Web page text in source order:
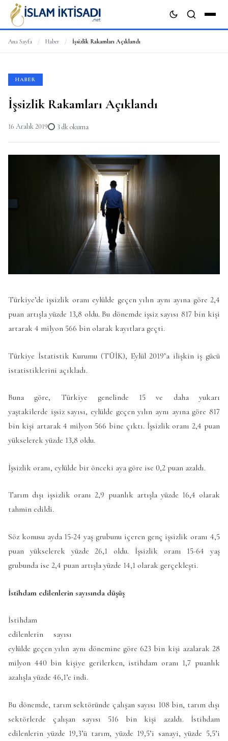
Ana Sayfa / Haber / İşsizlik Rakamları Açıklandı
HABER
İşsizlik Rakamları Açıklandı
16 Aralık 2019 3 dk okuma
Türkiye’de işsizlik oranı eylülde geçen yılın aynı ayına göre 2,4
puan artışla yüzde 13,8 oldu. Bu dönemde işsiz sayısı 817 bin kişi
artarak 4 milyon 566 bin olarak kayıtlara geçti.
Türkiye İstatistik Kurumu (TÜİK), Eylül 2019’a ilişkin iş gücü
istatistiklerini açıkladı.
Buna göre, Türkiye genelinde 15 ve daha yukarı
yaştakilerde işsiz sayısı, eylülde geçen yılın aynı ayına göre 817
bin kişi artarak 4 milyon 566 bine çıktı. İşsizlik oranı 2,4 puan
yükselerek yüzde 13,8 oldu.
İşsizlik oranı, eylülde bir önceki aya göre ise 0,2 puan azaldı.
Tarım dışı işsizlik oranı 2,9 puanlık artışla yüzde 16,4 olarak
tahmin edildi.
Söz konusu ayda 15-24 yaş grubunu içeren genç işsizlik oranı 4,5
puan yükselerek yüzde 26,1 oldu. İşsizlik oranı 15-64 yaş
grubunda ise 2,4 puan artışla yüzde 14,1 olarak gerçekleşti.
İstihdam edilenlerin sayısında düşüş
İstihdam
edilenlerin sayısı
eylülde geçen yılın aynı dönemine göre 623 bin kişi azalarak 28
milyon 440 bin kişiye gerilerken, istihdam oranı 1,7 puanlık
azalışla yüzde 46,1’e indi.
Bu dönemde, tarım sektöründe çalışan sayısı 108 bin, tarım dışı
sektörlerde çalışan sayısı 516 bin kişi azaldı. İstihdam
edilenlerin yüzde 19,3’ü tarım, yüzde 19,5’i sanayi, yüzde 5,5’i